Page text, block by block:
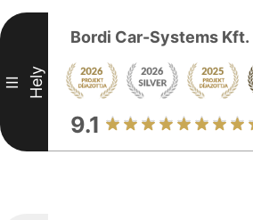
III Hely
Bordi Car-Systems Kft.
9.1